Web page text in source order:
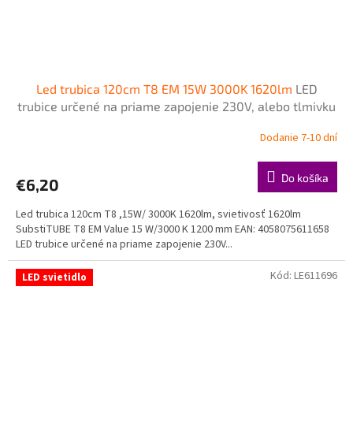
Led trubica 120cm T8 EM 15W 3000K 1620lm LED
trubice určené na priame zapojenie 230V, alebo tlmivku
Dodanie 7-10 dní
€6,20 Do košíka
Led trubica 120cm T8 ,15W/ 3000K 1620lm, svietivosť 1620lm
SubstiTUBE T8 EM Value 15 W/3000 K 1200 mm EAN: 4058075611658
LED trubice určené na priame zapojenie 230V...
LED svietidlo Kód: LE611696